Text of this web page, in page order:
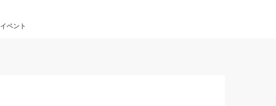
イベント